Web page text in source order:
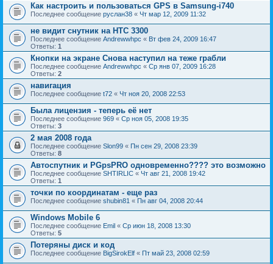
Как настроить и пользоваться GPS в Samsung-i740
Последнее сообщение руслан38 « Чт мар 12, 2009 11:32
не видит снутник на HTC 3300
Последнее сообщение Andrewwhpc « Вт фев 24, 2009 16:47
Ответы: 1
Кнопки на экране Снова наступил на теже грабли
Последнее сообщение Andrewwhpc « Ср янв 07, 2009 16:28
Ответы: 2
навигация
Последнее сообщение t72 « Чт ноя 20, 2008 22:53
Была лицензия - теперь её нет
Последнее сообщение 969 « Ср ноя 05, 2008 19:35
Ответы: 3
2 мая 2008 года
Последнее сообщение Slon99 « Пн сен 29, 2008 23:39
Ответы: 8
Автоспутник и PGpsPRO одновременно???? это возможно
Последнее сообщение SHTIRLIC « Чт авг 21, 2008 19:42
Ответы: 1
точки по координатам - еще раз
Последнее сообщение shubin81 « Пн авг 04, 2008 20:44
Windows Mobile 6
Последнее сообщение Emil « Ср июн 18, 2008 13:30
Ответы: 5
Потеряны диск и код
Последнее сообщение BigSirokElf « Пт май 23, 2008 02:59